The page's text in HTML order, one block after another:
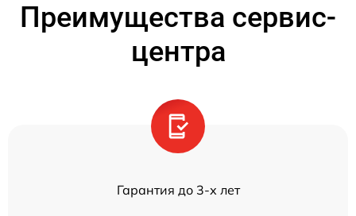
Преимущества сервис-
центра
Гарантия до 3-х лет